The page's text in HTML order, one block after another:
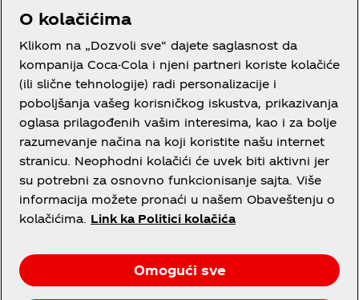
Pravni podaci
Uslovi korišćenja
Obaveštenje o
privatnosti potrošača
Podešavanja kolačića
Obaveštenje o
kolačićima
O kolačićima
Klikom na „Dozvoli sve“ dajete saglasnost da
kompanija Coca-Cola i njeni partneri koriste kolačiće
(ili slične tehnologije) radi personalizacije i
poboljšanja vašeg korisničkog iskustva, prikazivanja
oglasa prilagođenih vašim interesima, kao i za bolje
razumevanje načina na koji koristite našu internet
stranicu. Neophodni kolačići će uvek biti aktivni jer
su potrebni za osnovno funkcionisanje sajta. Više
informacija možete pronaći u našem Obaveštenju o
kolačićima. Link ka Politici kolačića
Omogući sve